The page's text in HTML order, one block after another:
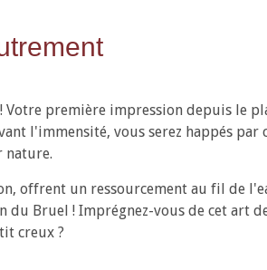
! Votre première impression depuis le
l'immensité, vous serez happés
nature.
offrent un ressourcement au fil de
du Bruel ! Imprégnez-vous de cet
creux ?